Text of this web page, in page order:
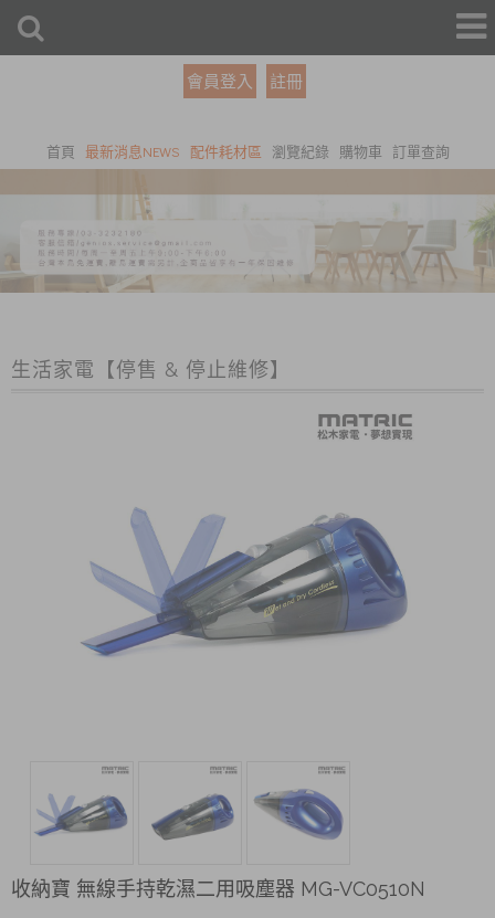
會員登入 註冊
首頁 最新消息NEWS 配件耗材區 瀏覽紀錄 購物車 訂單查詢
生活家電【停售 & 停止維修】
收納寶 無線手持乾濕二用吸塵器 MG-VC0510N